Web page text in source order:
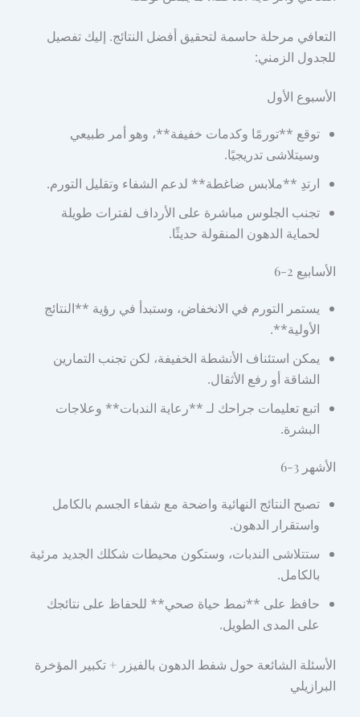
التعافي مرحلة حاسمة لتحقيق أفضل النتائج. إليك تفصيل
للجدول الزمني:
الأسبوع الأول
توقع **تورمًا وكدمات خفيفة**، وهو أمر طبيعي
وسيتلاشى تدريجيًا.
ارتدِ **ملابس ضاغطة** لدعم الشفاء وتقليل التورم.
تجنب الجلوس مباشرة على الأرداف لفترات طويلة
لحماية الدهون المنقولة حديثًا.
الأسابيع 2-6
يستمر التورم في الانخفاض، وستبدأ في رؤية **النتائج
الأولية**.
يمكن استئناف الأنشطة الخفيفة، لكن تجنب التمارين
الشاقة أو رفع الأثقال.
اتبع تعليمات جراحك لـ **رعاية الندبات** وعلاجات
البشرة.
الأشهر 3-6
تصبح النتائج النهائية واضحة مع شفاء الجسم بالكامل
واستقرار الدهون.
ستتلاشى الندبات، وستكون محيطات شكلك الجديد مرئية
بالكامل.
حافظ على **نمط حياة صحي** للحفاظ على نتائجك
على المدى الطويل.
الأسئلة الشائعة حول شفط الدهون بالفيزر + تكبير المؤخرة
البرازيلي